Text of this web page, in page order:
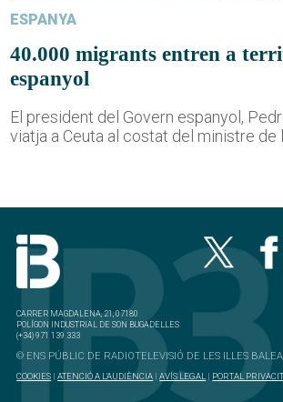
ESPANYA
40.000 migrants entren a
espanyol
El president del Govern espanyol,
viatja a Ceuta al costat del ministre de
CARRER MAGDALENA, 21, 07180
POLÍGON INDUSTRIAL DE SON BUGADELLES
(+34) 971 139 333
© ENS PÚBLIC DE RADIOTELEVISIÓ DE LES ILLES
COOKIES |ATENCIÓ A L'AUDIÈNCIA |AVÍS LEGAL | PORTAL